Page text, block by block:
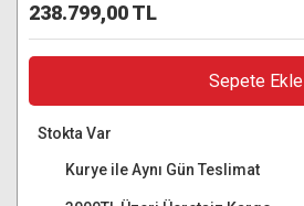
238.799,00 TL
Sepete Ekle
Stokta Var
Kurye ile Aynı Gün Teslimat